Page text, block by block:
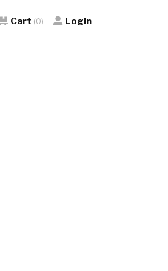
Cart (0) Login